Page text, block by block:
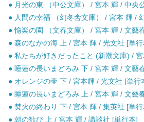
● 月光の東 （中公文庫） / 宮本 輝 / 中央
● 人間の幸福 （幻冬舎文庫） / 宮本 輝 /
● 愉楽の園 （文春文庫） / 宮本 輝 / 文藝
● 森のなかの海 上 / 宮本 輝 / 光文社 [単行
● 私たちが好きだったこと (新潮文庫) /
● 睡蓮の長いまどろみ 下 / 宮本 輝 / 文藝
● オレンジの壷 下 / 宮本輝 / 光文社 [単行
● 睡蓮の長いまどろみ 上 / 宮本 輝 / 文藝
● 焚火の終わり 下 / 宮本 輝 / 集英社 [単行
● 朝の歓び 上 / 宮本 輝 / 講談社 [単行本]